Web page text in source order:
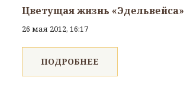
Цветущая жизнь «Эдельвейса»
26 мая 2012, 16:17
ПОДРОБНЕЕ